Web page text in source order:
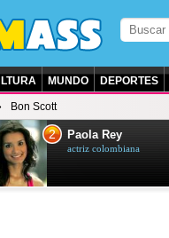
MUNDO DEPORTES
Bon Scott
2 Paola Rey
actriz colombiana